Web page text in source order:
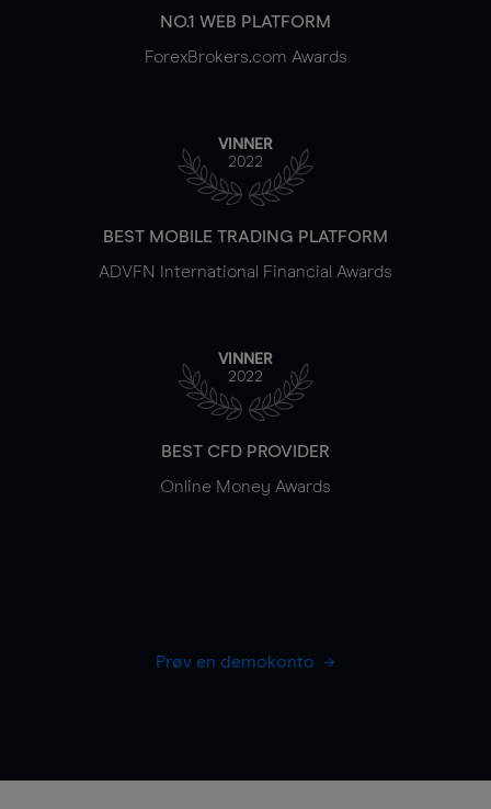
NO.1 WEB PLATFORM
ForexBrokers.com Awards
VINNER
2022
BEST MOBILE TRADING PLATFORM
ADVFN International Financial Awards
VINNER
2022
BEST CFD PROVIDER
Online Money Awards
Prøv en demokonto